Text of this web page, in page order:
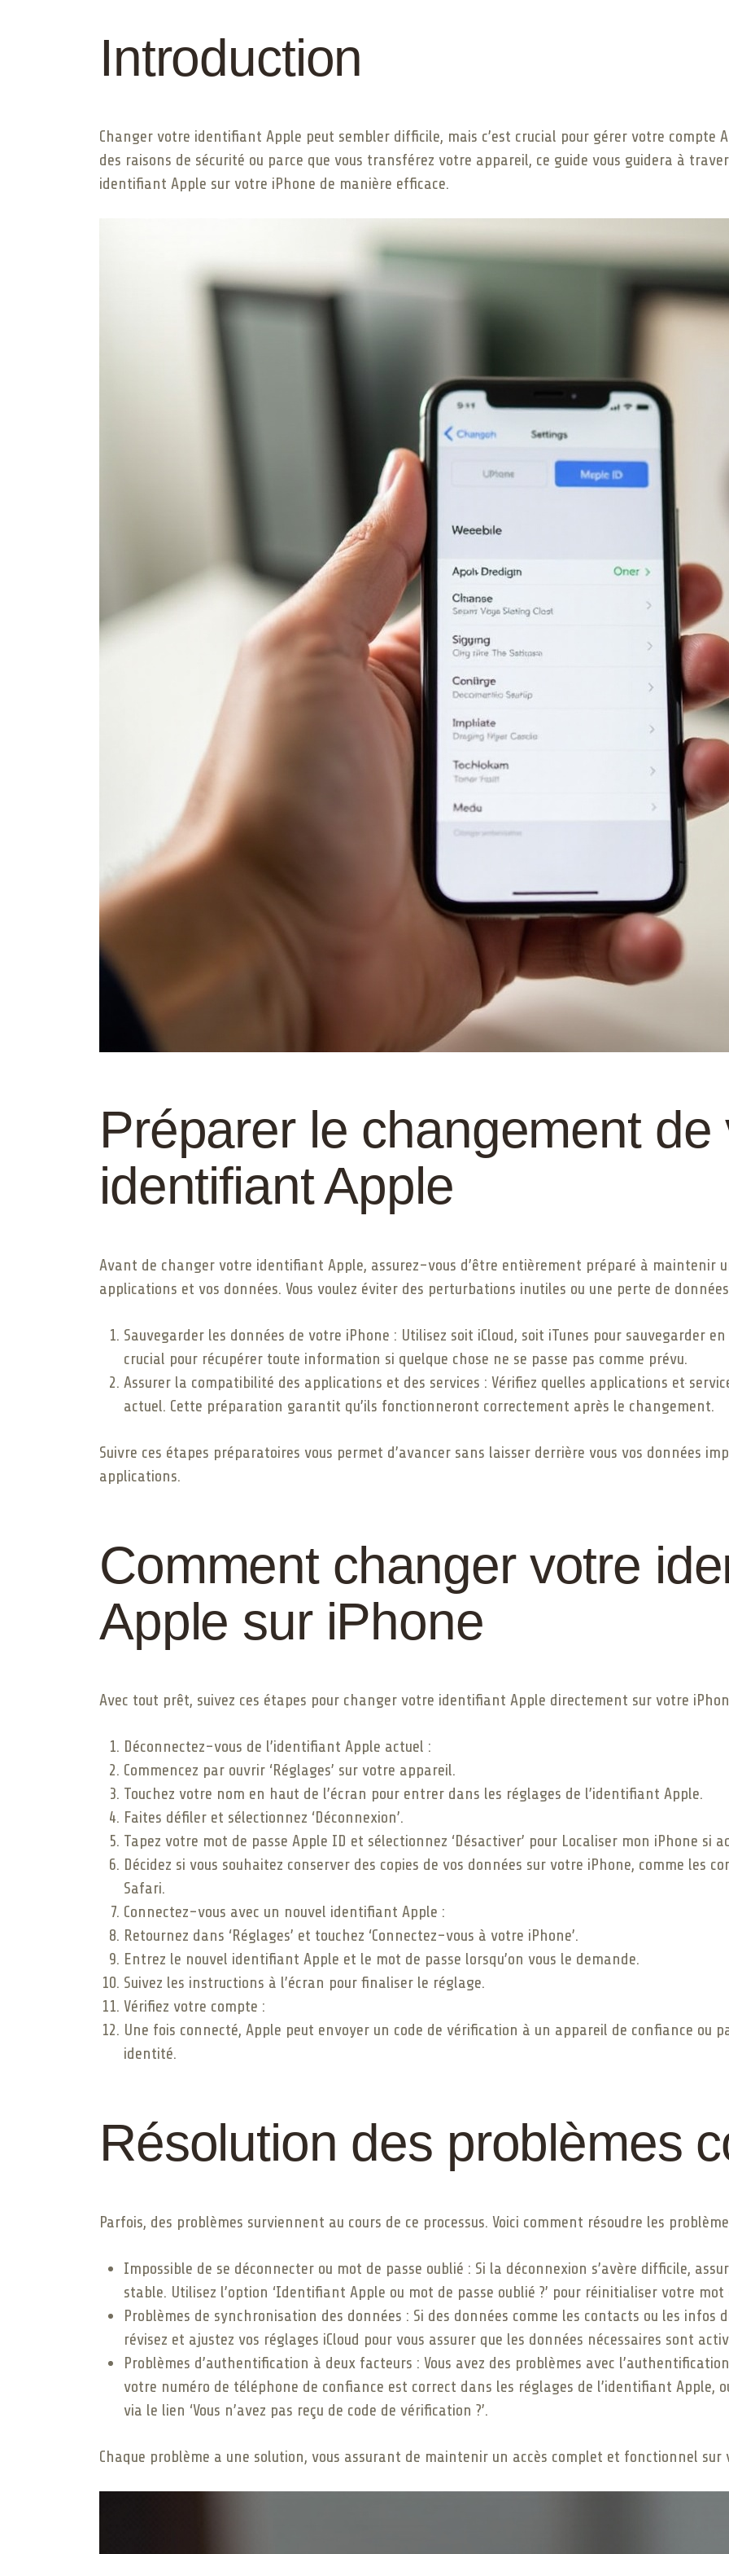
Introduction
Changer votre identifiant Apple peut sembler difficile, mais c’est crucial pour gérer votre compte
des raisons de sécurité ou parce que vous transférez votre appareil, ce guide vous guidera à
identifiant Apple sur votre iPhone de manière efficace.
Préparer le changement de
identifiant Apple
Avant de changer votre identifiant Apple, assurez-vous d’être entièrement préparé à maintenir
applications et vos données. Vous voulez éviter des perturbations inutiles ou une perte de
Sauvegarder les données de votre iPhone : Utilisez soit iCloud, soit iTunes pour sauvegarder
crucial pour récupérer toute information si quelque chose ne se passe pas comme prévu.
Assurer la compatibilité des applications et des services : Vérifiez quelles applications et
actuel. Cette préparation garantit qu’ils fonctionneront correctement après le changement.
Suivre ces étapes préparatoires vous permet d’avancer sans laisser derrière vous vos données
applications.
Comment changer votre
Apple sur iPhone
Avec tout prêt, suivez ces étapes pour changer votre identifiant Apple directement sur votre
Déconnectez-vous de l’identifiant Apple actuel :
Commencez par ouvrir ‘Réglages’ sur votre appareil.
Touchez votre nom en haut de l’écran pour entrer dans les réglages de l’identifiant Apple.
Faites défiler et sélectionnez ‘Déconnexion’.
Tapez votre mot de passe Apple ID et sélectionnez ‘Désactiver’ pour Localiser mon iPhone si
Décidez si vous souhaitez conserver des copies de vos données sur votre iPhone, comme les
Safari.
Connectez-vous avec un nouvel identifiant Apple :
Retournez dans ‘Réglages’ et touchez ‘Connectez-vous à votre iPhone’.
Entrez le nouvel identifiant Apple et le mot de passe lorsqu’on vous le demande.
Suivez les instructions à l’écran pour finaliser le réglage.
Vérifiez votre compte :
Une fois connecté, Apple peut envoyer un code de vérification à un appareil de confiance ou
identité.
Résolution des problèmes
Parfois, des problèmes surviennent au cours de ce processus. Voici comment résoudre les
Impossible de se déconnecter ou mot de passe oublié : Si la déconnexion s’avère difficile,
stable. Utilisez l’option ‘Identifiant Apple ou mot de passe oublié ?’ pour réinitialiser votre mot
Problèmes de synchronisation des données : Si des données comme les contacts ou les infos
révisez et ajustez vos réglages iCloud pour vous assurer que les données nécessaires sont
Problèmes d’authentification à deux facteurs : Vous avez des problèmes avec
votre numéro de téléphone de confiance est correct dans les réglages de l’identifiant Apple,
via le lien ‘Vous n’avez pas reçu de code de vérification ?’.
Chaque problème a une solution, vous assurant de maintenir un accès complet et fonctionnel sur